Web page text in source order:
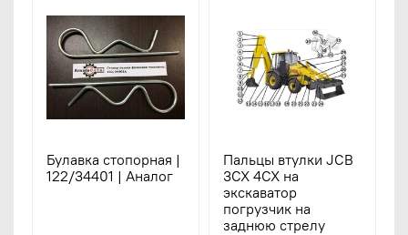
Булавка стопорная |
122/34401 | Аналог
Пальцы втулки JCB
3CX 4CX на
экскаватор
погрузчик на
заднюю стрелу